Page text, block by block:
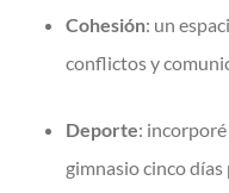
Cohesión: un
conflictos y
Deporte:
gimnasio cinco